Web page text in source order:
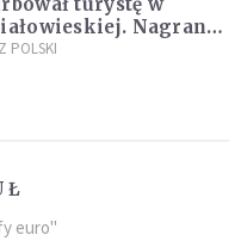
Nagranie
POLSKI
euro"